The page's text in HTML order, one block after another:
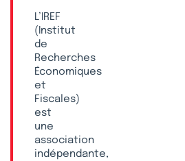
L’IREF
(Institut
de
Recherches
Économiques
et
Fiscales)
est
une
association
indépendante,